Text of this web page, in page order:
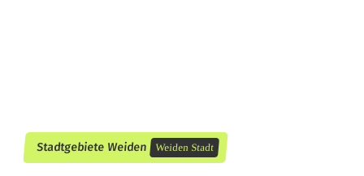
Stadtgebiete Weiden Weiden Stadt